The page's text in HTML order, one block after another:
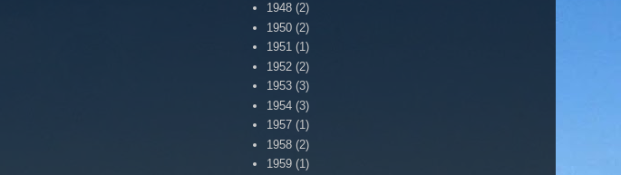
1948 (2)
1950 (2)
1951 (1)
1952 (2)
1953 (3)
1954 (3)
1957 (1)
1958 (2)
1959 (1)